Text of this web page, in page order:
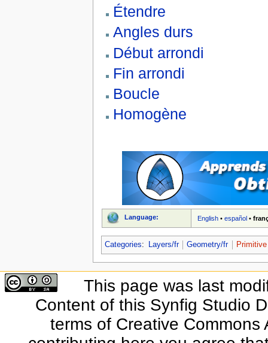
Étendre
Angles durs
Début arrondi
Fin arrondi
Boucle
Homogène
Language: English •español •
Categories: Layers/fr Geometry/fr
This page was last
Content of this Synfig Studio
terms of Creative